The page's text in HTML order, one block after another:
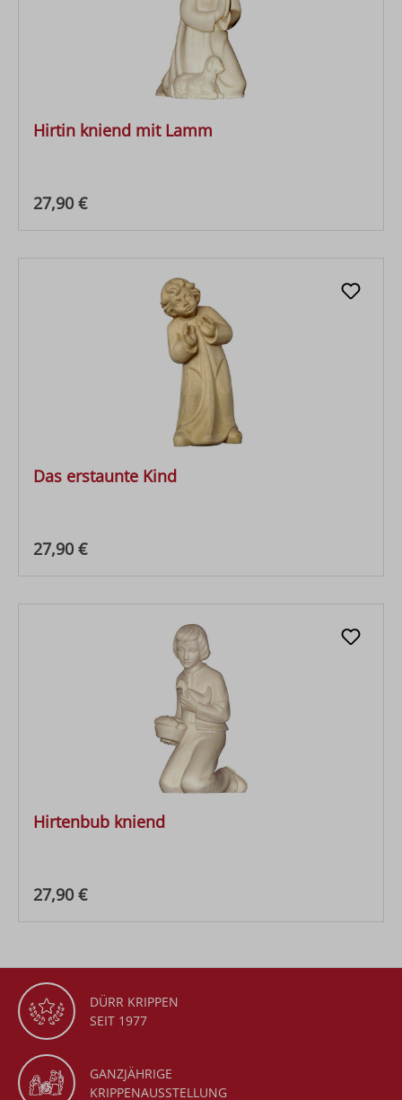
Hirtin kniend mit Lamm
Regulärer Preis:
27,90 €
Das erstaunte Kind
Regulärer Preis:
27,90 €
Hirtenbub kniend
Regulärer Preis:
27,90 €
DÜRR KRIPPEN
SEIT 1977
GANZJÄHRIGE
KRIPPENAUSSTELLUNG